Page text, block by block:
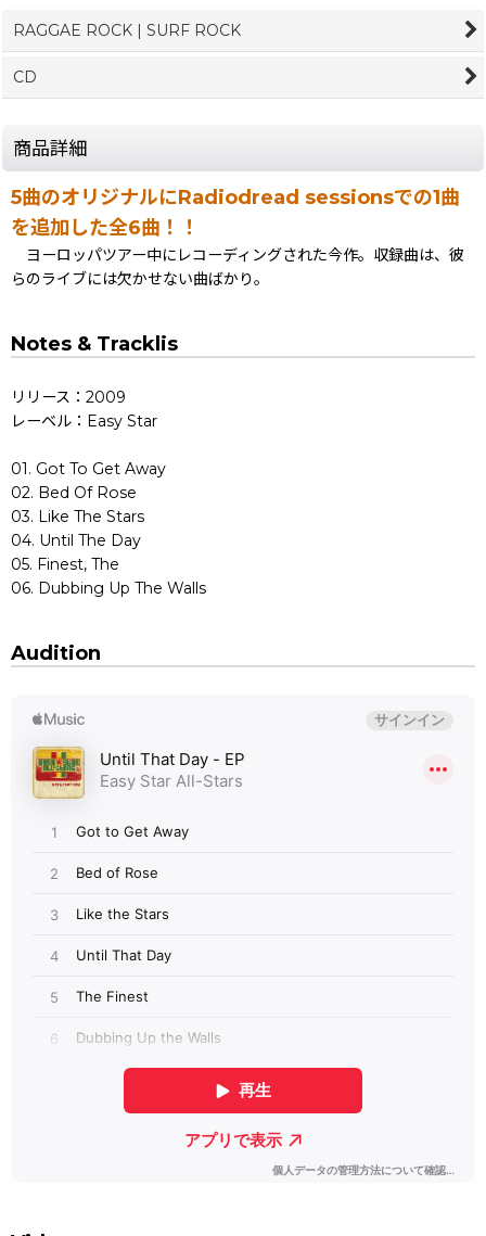
RAGGAE ROCK | SURF ROCK
CD
商品詳細
5曲のオリジナルにRadiodread sessionsでの1曲
を追加した全6曲！！
ヨーロッパツアー中にレコーディングされた今作。収録曲は、彼
らのライブには欠かせない曲ばかり。
Notes & Tracklis
リリース：2009
レーベル：Easy Star
01. Got To Get Away
02. Bed Of Rose
03. Like The Stars
04. Until The Day
05. Finest, The
06. Dubbing Up The Walls
Audition